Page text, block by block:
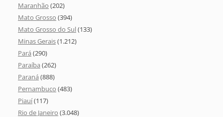
Maranhão (202)
Mato Grosso (394)
Mato Grosso do Sul(133)
Minas Gerais(1.212)
Pará (290)
Paraíba (262)
Paraná (888)
Pernambuco (483)
Piauí(117)
Rio de Janeiro (3.048)